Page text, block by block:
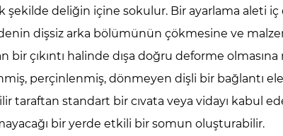
şekilde deliğin içine sokulur. Bir ayarlama aleti
dişsiz arka bölümünün çökmesine ve
bir çıkıntı halinde dışa doğru deforme
perçinlenmiş, dönmeyen dişli bir bağlantı
taraftan standart bir cıvata veya vidayı kabul
bir yerde etkili bir somun oluşturabilir.